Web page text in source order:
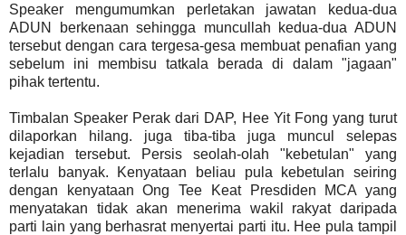
Speaker mengumumkan perletakan jawatan kedua-dua
ADUN berkenaan sehingga muncullah kedua-dua ADUN
tersebut dengan cara tergesa-gesa membuat penafian yang
sebelum ini membisu tatkala berada di dalam "jagaan"
pihak tertentu.
Timbalan Speaker Perak dari DAP, Hee Yit Fong yang turut
dilaporkan hilang. juga tiba-tiba juga muncul selepas
kejadian tersebut. Persis seolah-olah "kebetulan" yang
terlalu banyak. Kenyataan beliau pula kebetulan seiring
dengan kenyataan Ong Tee Keat Presdiden MCA yang
menyatakan tidak akan menerima wakil rakyat daripada
parti lain yang berhasrat menyertai parti itu. Hee pula tampil